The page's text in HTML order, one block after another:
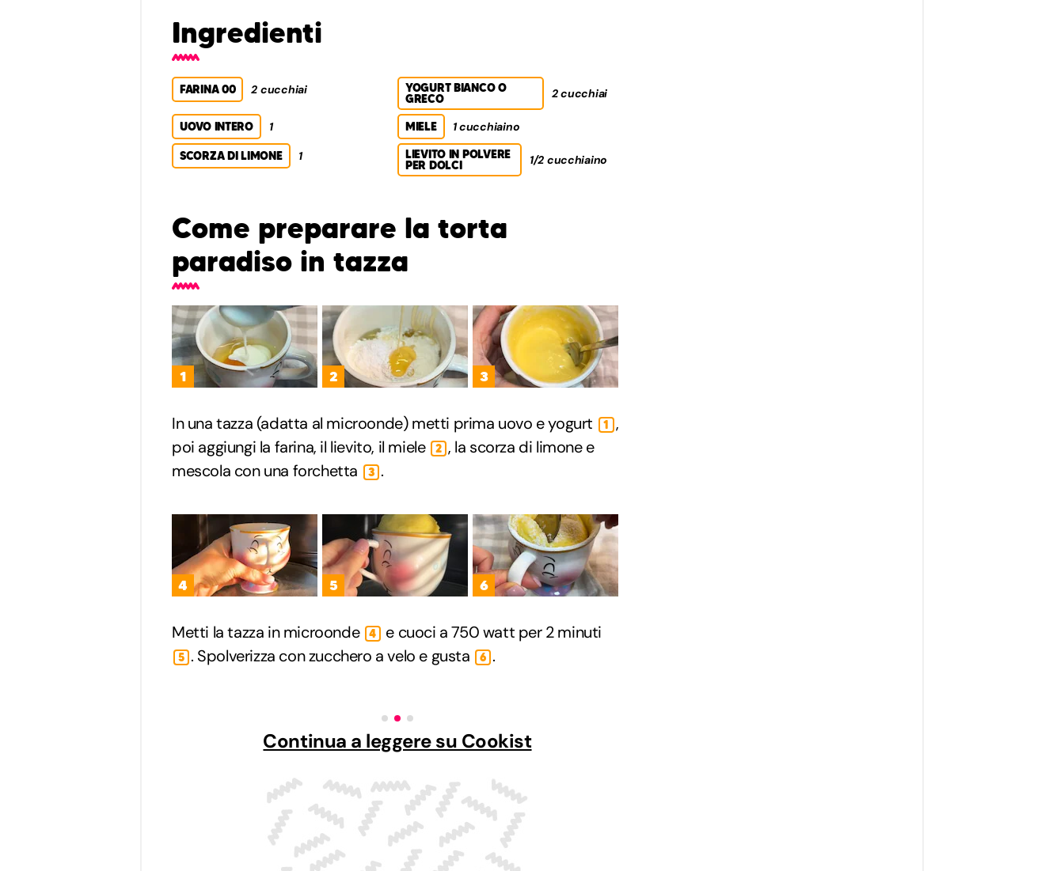
Ingredienti
FARINA 00 2 cucchiai YOGURT BIANCO O
GRECO 2 cucchiai
UOVO INTERO 1 MIELE 1 cucchiaino
SCORZA DI LIMONE 1 LIEVITO IN POLVERE
PER DOLCI 1/2 cucchiaino
Come preparare la torta
paradiso in tazza
1 2 3
In una tazza (adatta al microonde) metti prima uovo e yogurt 1 ,
poi aggiungi la farina, il lievito, il miele
2 , la scorza di limone e
mescola con una forchetta
3 .
4 5 6
Metti la tazza in microonde 4 e cuoci a 750 watt per 2 minuti
5 . Spolverizza con zucchero a velo e gusta 6 .
Continua a leggere su Cookist